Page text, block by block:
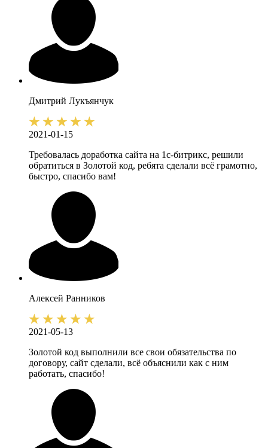
Дмитрий Лукъянчук
2021-01-15
Требовалась доработка сайта на 1с-битрикс, решили
обратиться в Золотой код, ребята сделали всё грамотно,
быстро, спасибо вам!
Алексей Ранников
2021-05-13
Золотой код выполнили все свои обязательства по
договору, сайт сделали, всё объяснили как с ним
работать, спасибо!